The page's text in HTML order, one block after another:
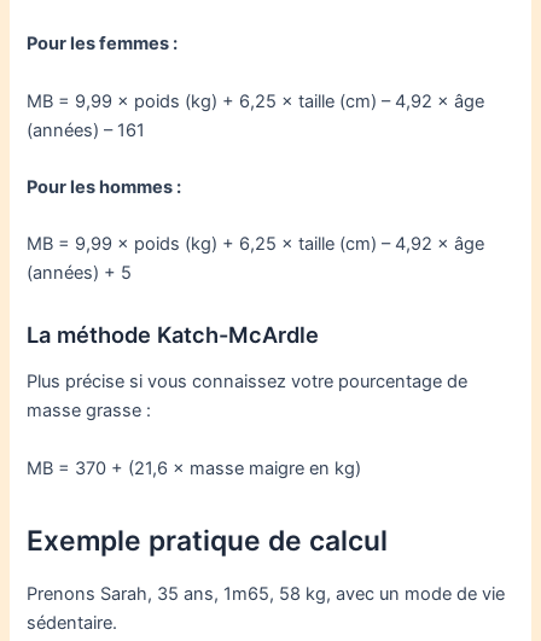
Pour les femmes :
MB = 9,99 × poids (kg) + 6,25 × taille (cm) – 4,92 × âge
(années) – 161
Pour les hommes :
MB = 9,99 × poids (kg) + 6,25 × taille (cm) – 4,92 × âge
(années) + 5
La méthode Katch-McArdle
Plus précise si vous connaissez votre pourcentage de
masse grasse :
MB = 370 + (21,6 × masse maigre en kg)
Exemple pratique de calcul
Prenons Sarah, 35 ans, 1m65, 58 kg, avec un mode de vie
sédentaire.